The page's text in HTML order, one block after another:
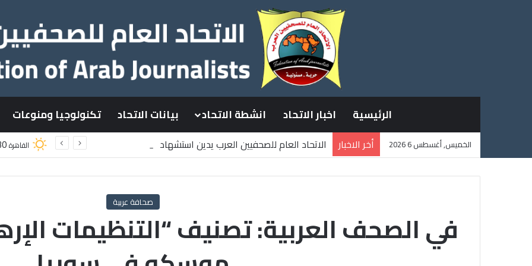
الرئيسية اخبار الاتحاد انشطة الاتحاد بيانات الاتحاد تكنولوجيا ومنوعات
الخميس, أغسطس 6 2026 أخر الاخبار
الاتحاد العام للصحفيين العرب يدين استشهاد
القاهرة
صحافة عربية
في الصحف العربية: تصنيف “التنظيمات